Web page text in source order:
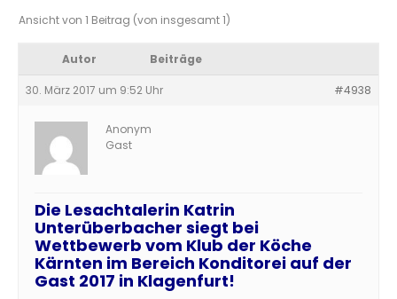
Ansicht von 1 Beitrag (von insgesamt 1)
Autor Beiträge
30. März 2017 um 9:52 Uhr #4938
Anonym
Gast
Die Lesachtalerin Katrin
Unterüberbacher siegt bei
Wettbewerb vom Klub der Köche
Kärnten im Bereich Konditorei auf der
Gast 2017 in Klagenfurt!